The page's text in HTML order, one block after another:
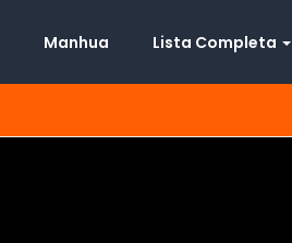
Manhua Lista Completa